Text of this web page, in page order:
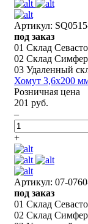
Артикул:
под заказ
01 Склад
02 Склад
03 Удаленный
Хомут 3,6х200
Розничная цена
201 руб.
–
+
Артикул: 07-
под заказ
01 Склад
02 Склад